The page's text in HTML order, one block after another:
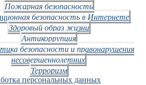
Пожарная безопасность
безопасность в Интернете
Здоровый образ жизни
Антикоррупция
безопасности и правонарушения
несовершеннолетних
Терроризм
персональных данных